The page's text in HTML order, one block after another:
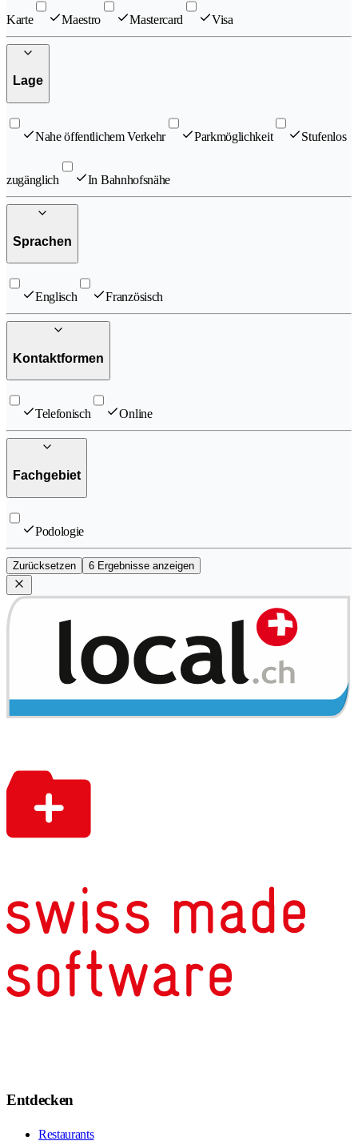
Karte Maestro Mastercard Visa
Lage
Nahe öffentlichem Verkehr Parkmöglichkeit Stufenlos
zugänglich In Bahnhofsnähe
Sprachen
Englisch Französisch
Kontaktformen
Telefonisch Online
Fachgebiet
Podologie
Zurücksetzen 6 Ergebnisse anzeigen
Entdecken
Restaurants